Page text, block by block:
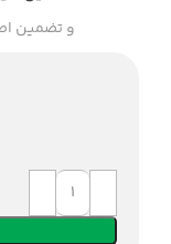
و تضمین